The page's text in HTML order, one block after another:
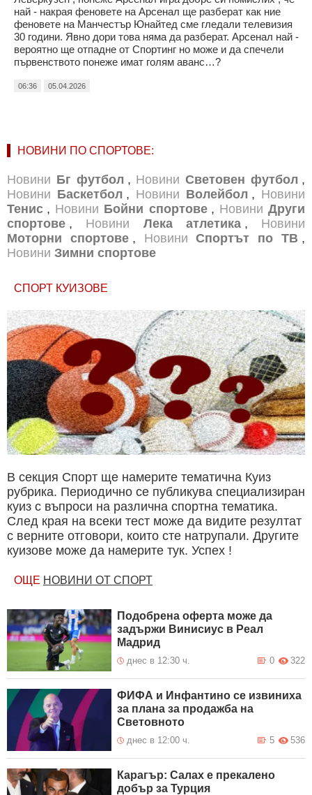
най - накрая феновете на Арсенал ще разберат как ние
феновете на Манчестър Юнайтед сме гледали телевизия
30 години. Явно дори това няма да разберат. Арсенал най -
вероятно ще отпадне от Спортинг но може и да спечели
първенството понеже имат голям аванс…?
06:36 05.04.2026
НОВИНИ ПО СПОРТОВЕ:
Новини Бг футбол , Новини Световен футбол ,
Новини Баскетбол , Новини Волейбол , Новини
Тенис , Новини Бойни спортове , Новини Други
спортове , Новини Лека атлетика , Новини
Моторни спортове , Новини Спортът по ТВ ,
Новини Зимни спортове
СПОРТ КУИЗОВЕ
В секция Спорт ще намерите тематична Куиз
рубрика. Периодично се публикува специализиран
куиз с въпроси на различна спортна тематика.
След края на всеки тест може да видите резултат
с верните отговори, които сте натрупали. Другите
куизове може да намерите тук. Успех !
ОЩЕ НОВИНИ ОТ СПОРТ
Подобрена оферта може да
задържи Винисиус в Реал
Мадрид
днес в 12:30 ч. 322
0
ФИФА и Инфантино се извиниха
за плана за продажба на
Световното
днес в 12:00 ч. 536
5
Карагър: Салах е прекалено
добър за Турция